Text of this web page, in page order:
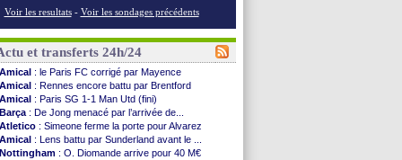
Voir les resultats - Voir les sondages précédents
et transferts 24h/24
Amical : le Paris FC corrigé par Mayence
Amical : Rennes encore battu par Brentford
Amical : Paris SG 1-1 Man Utd (fini)
Barça : De Jong menacé par l’arrivée de...
Atletico : Simeone ferme la porte pour Alvarez
Amical : Lens battu par Sunderland avant le ...
Nottingham : O. Diomande arrive pour 40 M€